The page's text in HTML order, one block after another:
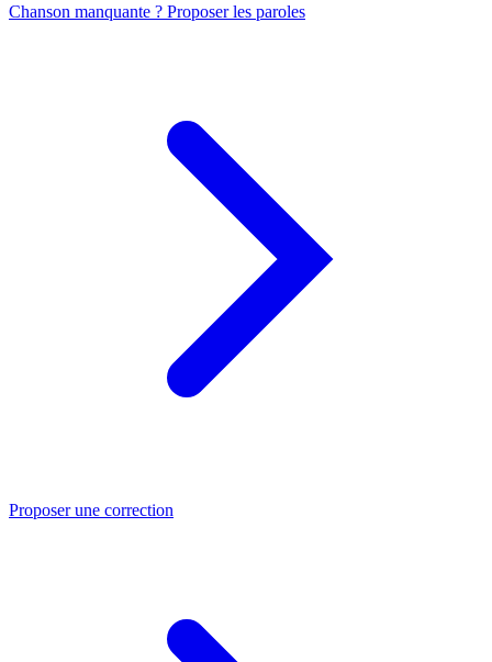
Chanson manquante ? Proposer les paroles
Proposer une correction